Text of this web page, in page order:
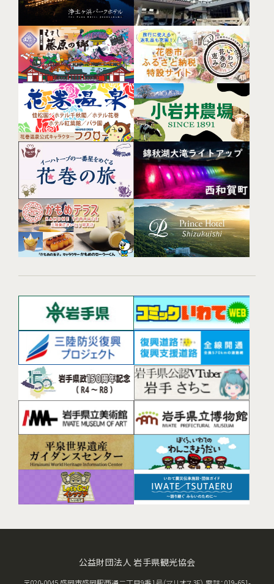
公益財団法人 岩手県観光協会